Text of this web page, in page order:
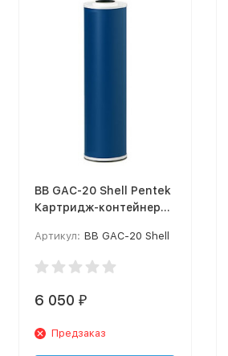
BB GAC-20 Shell Pentek
Картридж-контейнер
Артикул: BB GAC-20 Shell
6 050 ₽
Предзаказ